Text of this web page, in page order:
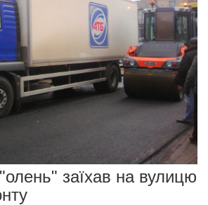
заїхав на вулицю